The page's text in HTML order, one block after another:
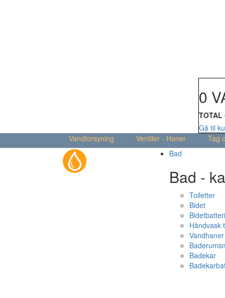
0
TOTAL
Gå til
Vandforsyning
Ventiler - Haner Tag
Bad
Bad -
Toiletter
Bidet
Håndvask
Badekar